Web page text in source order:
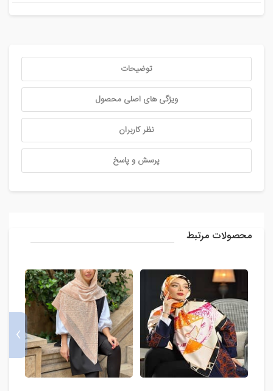
توضیحات
ویژگی های اصلی محصول
نظر کاربران
پرسش و پاسخ
محصولات مرتبط
›